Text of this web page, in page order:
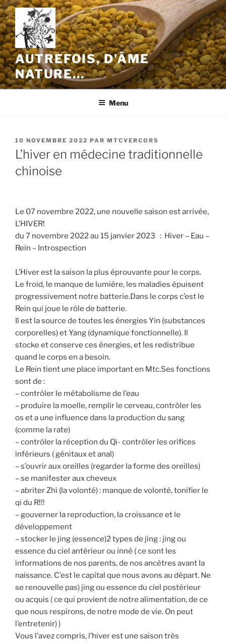
Aller
au
contenu
principal
AUTREFOIS, D'ÂME
NATURE…
Menu
PUBLIÉ
LE
10 NOVEMBRE 2022 PAR MTCVERCORS
L’hiver en médecine traditionnelle
chinoise
Le 07 novembre 2022, une nouvelle saison est arrivée,
L’HIVER!
du 7 novembre 2022 au 15 janvier 2023 : Hiver – Eau –
Rein – Introspection
L’Hiver est la saison la plus éprouvante pour le corps.
Le froid, le manque de lumière, les maladies épuisent
progressivement notre batterie.Dans le corps c’est le
Rein qui joue le rôle de batterie.
Il est la source de toutes les énergies Yin (substances
corporelles) et Yang (dynamique fonctionnelle). Il
stocke et conserve ces énergies, et les redistribue
quand le corps en a besoin.
Le Rein tient une place important en Mtc.Ses fonctions
sont de :
– contrôler le métabolisme de l’eau
– produire la moelle, remplir le cerveau, contrôler les
os et a une influence dans la production du sang
(comme la rate)
– contrôler la réception du Qi- contrôler les orifices
inférieurs ( génitaux et anal)
– s’ouvrir aux oreilles (regarder la forme des oreilles)
– se manifester aux cheveux
– abriter Zhi (la volonté) : manque de volonté, tonifier le
qi du R!!!
– gouverner la reproduction, la croissance et le
développement
– stocker le jing (essence)2 types de jing : jing ou
essence du ciel antérieur ou inné ( ce sont les
informations de nos parents, de nos ancêtres avant la
naissance. C’est le capital que nous avons au départ. Ne
se renouvelle pas) jing ou essence du ciel postérieur
ou acquis ( ce qui provient de notre alimentation, de ce
que nous respirons, de notre mode de vie. On peut
l’entretenir) )
Vous l’avez compris, l’hiver est une saison très